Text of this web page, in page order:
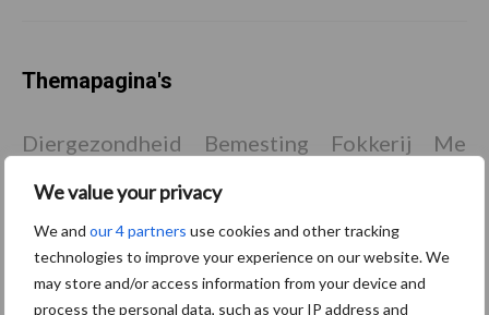
We value your privacy
We and our 4 partners use cookies and other tracking
technologies to improve your experience on our website. We
may store and/or access information from your device and
process the personal data, such as your IP address and
Themapagina's
Diergezondheid Bemesting Fokkerij
Bedrijfsnieuws
Ligbox &
Voerhekken